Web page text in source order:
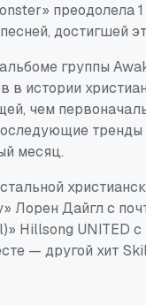
преодолела
достигшей
группы
в истории
чем
месяц.
» Лорен Дайгл с
» Hillsong UNITED с
— другой хит